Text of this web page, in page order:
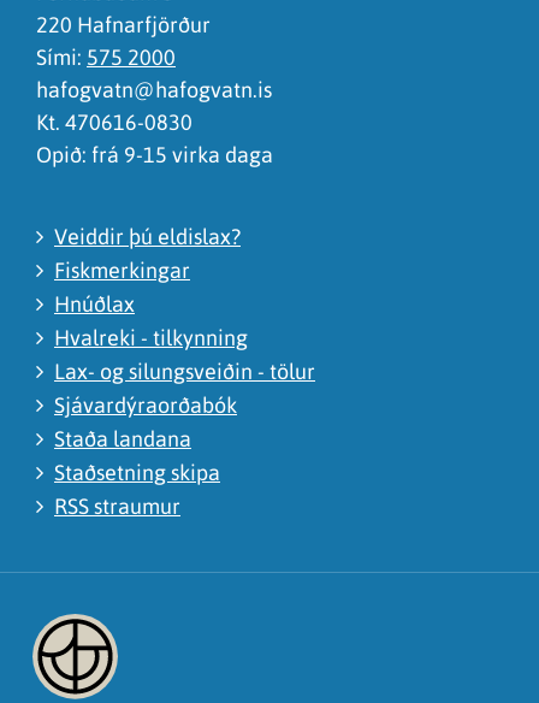
220 Hafnarfjörður
Sími: 575 2000
hafogvatn@hafogvatn.is
Kt. 470616-0830
Opið: frá 9-15 virka daga
Veiddir þú eldislax?
Fiskmerkingar
Hnúðlax
Hvalreki - tilkynning
Lax- og silungsveiðin - tölur
Sjávardýraorðabók
Staða landana
Staðsetning skipa
RSS straumur